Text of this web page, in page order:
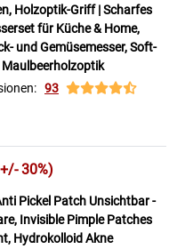
Holzoptik-Griff | Scharfes
für Küche & Home,
und Gemüsemesser, Soft-
93
30%)
Pickel Patch Unsichtbar -
Invisible Pimple Patches
Hydrokolloid Akne